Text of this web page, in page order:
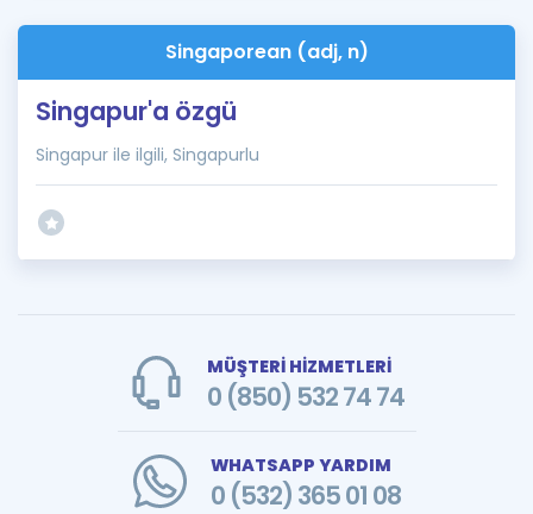
İngilizce GramerSingaporean (adj, n)
Singapur'a özgü
Singapur ile ilgili, Singapurlu
MÜŞTERİ HİZMETLERİ
0 (850) 532 74 74
WHATSAPP YARDIM
0 (532) 365 01 08